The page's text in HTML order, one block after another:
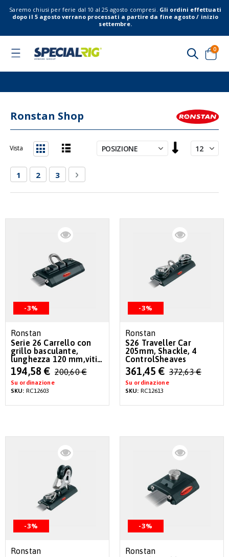
Saremo chiusi per ferie dal 10 al 25 agosto compresi. Gli ordini effettuati
dopo il 5 agosto verrano processati a partire da fine agosto / inizio
settembre.
Toggle
Cart
0
Ronstan Shop
la
Pagina
Attualmente stai leggendo la pagina
1 Pagina
2 Pagina
3 Pagina
Successivo
Vista
-3%
Ronstan
Serie 26 Carrello con
grillo basculante,
lunghezza 120 mm,viti
2xM6
Special
Price
194,58 € 200,60 €
Su ordinazione
SKU: RC12603
-3%
Ronstan
S26 Traveller Car
205mm, Shackle, 4
ControlSheaves
Special
Price
361,45 € 372,63 €
Su ordinazione
SKU: RC12613
-3%
Ronstan
-3%
Ronstan